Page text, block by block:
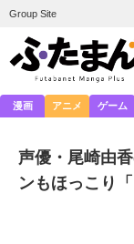
Group Site
漫画 アニメ ゲーム
声優・尾崎由
ンもほっこり